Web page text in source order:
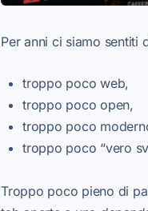
Per anni ci siamo sentiti
troppo poco web,
troppo poco open,
troppo poco
troppo poco “vero
Troppo poco pieno di